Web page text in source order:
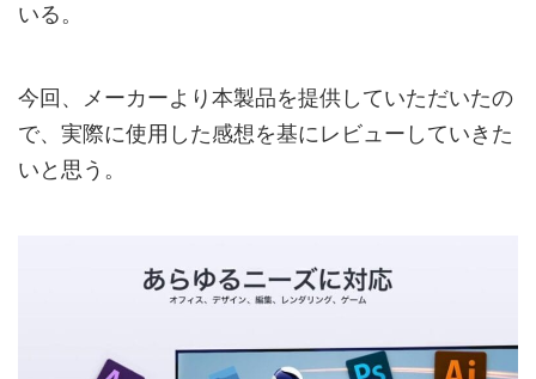
いる。
今回、メーカーより本製品を提供していただいたの
で、実際に使用した感想を基にレビューしていきた
いと思う。